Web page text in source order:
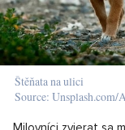
Štěňata na ulici
Source: